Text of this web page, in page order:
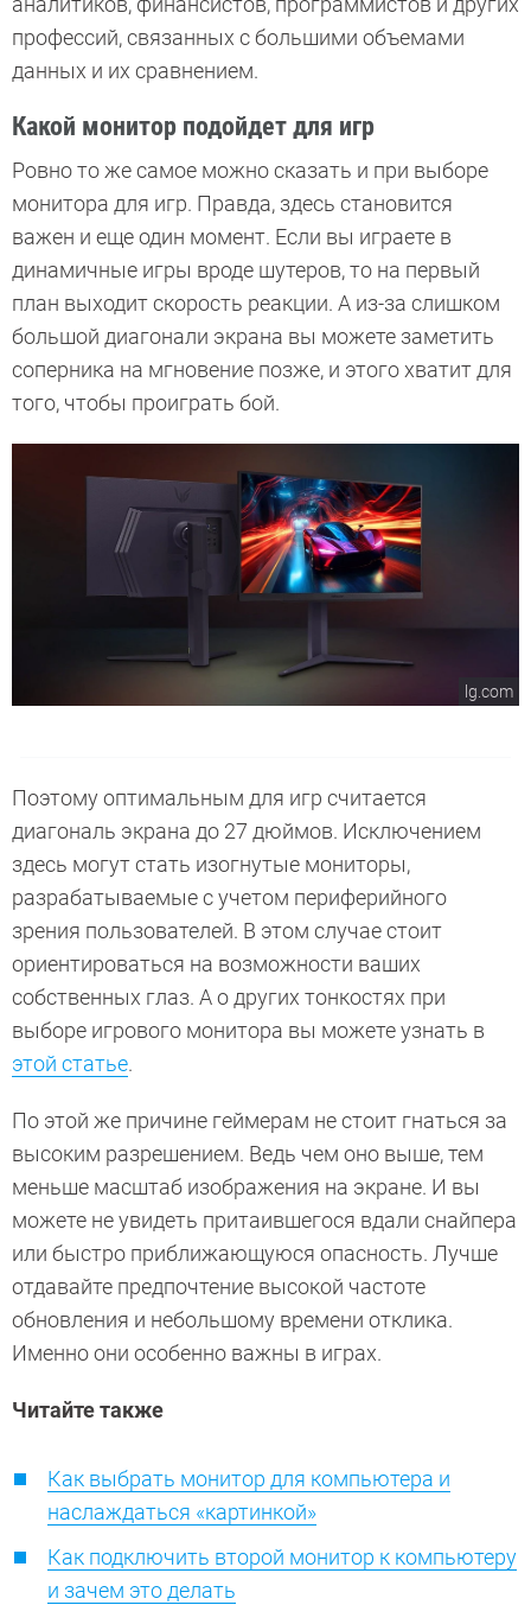
профессий, связанных с большими объемами
данных и их сравнением.
Какой монитор подойдет для игр
Ровно то же самое можно сказать и при выборе
монитора для игр. Правда, здесь становится
важен и еще один момент. Если вы играете в
динамичные игры вроде шутеров, то на первый
план выходит скорость реакции. А из-за слишком
большой диагонали экрана вы можете заметить
соперника на мгновение позже, и этого хватит для
того, чтобы проиграть бой.
lg.com
Поэтому оптимальным для игр считается
диагональ экрана до 27 дюймов. Исключением
здесь могут стать изогнутые мониторы,
разрабатываемые с учетом периферийного
зрения пользователей. В этом случае стоит
ориентироваться на возможности ваших
собственных глаз. А о других тонкостях при
выборе игрового монитора вы можете узнать в
этой статье.
По этой же причине геймерам не стоит гнаться за
высоким разрешением. Ведь чем оно выше, тем
меньше масштаб изображения на экране. И вы
можете не увидеть притаившегося вдали снайпера
или быстро приближающуюся опасность. Лучше
отдавайте предпочтение высокой частоте
обновления и небольшому времени отклика.
Именно они особенно важны в играх.
Читайте также
Как выбрать монитор для компьютера и
наслаждаться «картинкой»
Как подключить второй монитор к компьютеру
и зачем это делать